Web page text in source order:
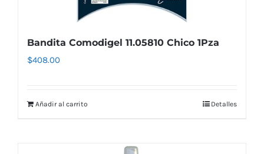
Bandita Comodigel 11.05810 Chico 1Pza
$408.00
Añadir al carrito Detalles